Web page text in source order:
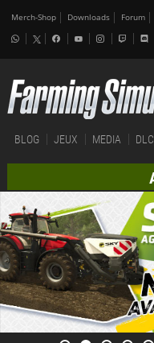
Merch-Shop Downloads Forum
BLOG JEUX MEDIA DLC